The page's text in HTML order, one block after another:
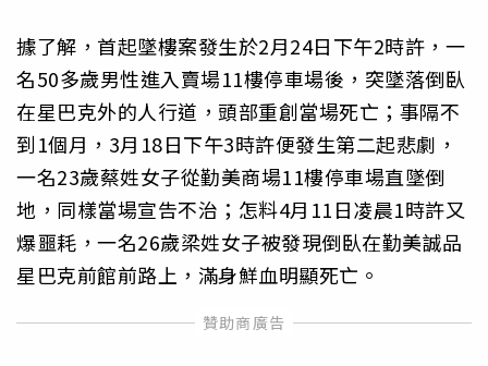
據了解，首起墜樓案發生於2月24日下午2時許，一
名50多歲男性進入賣場11樓停車場後，突墜落倒臥
在星巴克外的人行道，頭部重創當場死亡；事隔不
到1個月，3月18日下午3時許便發生第二起悲劇，
一名23歲蔡姓女子從勤美商場11樓停車場直墜倒
地，同樣當場宣告不治；怎料4月11日凌晨1時許又
爆噩耗，一名26歲梁姓女子被發現倒臥在勤美誠品
星巴克前館前路上，滿身鮮血明顯死亡。